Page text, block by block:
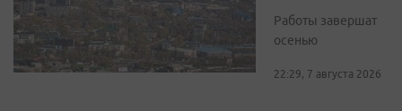
Работы завершат
осенью
22:29, 7 августа 2026